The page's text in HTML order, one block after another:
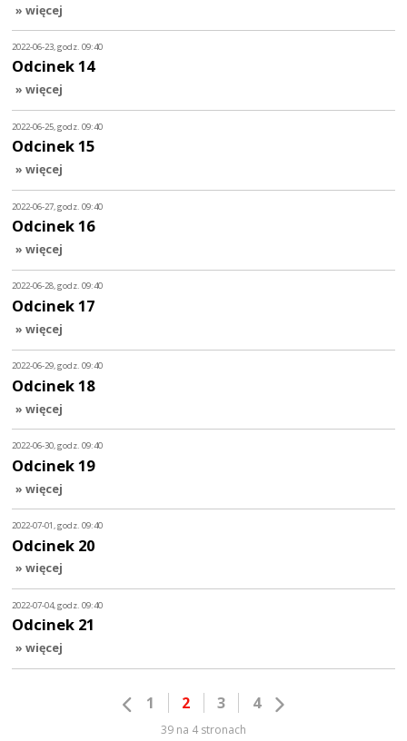
» więcej
2022-06-23, godz. 09:40
Odcinek 14
» więcej
2022-06-25, godz. 09:40
Odcinek 15
» więcej
2022-06-27, godz. 09:40
Odcinek 16
» więcej
2022-06-28, godz. 09:40
Odcinek 17
» więcej
2022-06-29, godz. 09:40
Odcinek 18
» więcej
2022-06-30, godz. 09:40
Odcinek 19
» więcej
2022-07-01, godz. 09:40
Odcinek 20
» więcej
2022-07-04, godz. 09:40
Odcinek 21
» więcej
1 2 3 4
39 na 4 stronach